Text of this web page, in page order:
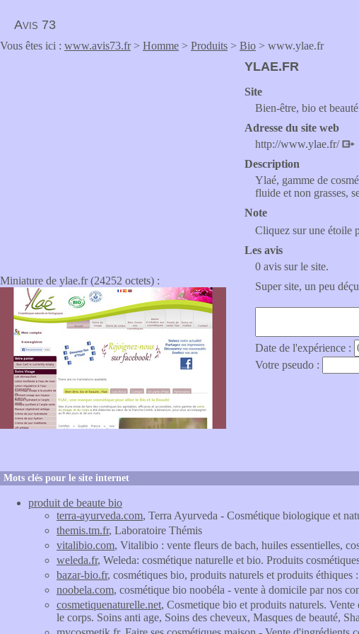
Avis 73
Vous êtes ici : www.avis73.fr> Homme > Produits > Bio > www.ylae.fr
Miniature de ylae.fr (24252 octets) :
YLAE.FR
Site
Bien-être, bio et
Adresse du site web
http://www.ylae.fr/
Description
Ylaé, gamme de
fluide et non grasses,
Note
Cliquez sur une étoile
Les avis
0 avis sur le site.
Super site, un peu
Date de l'expérience :
Votre pseudo :
Mots clés pour le site internet
produit de beaute bio
terra-ayurveda.com, Terra Ayurveda - Cosmétique biologique et
themis.tm.fr, Laboratoire Thémis
vitalibio.com, Vitalibio : vente fleurs de bach, huiles essentielles,
weleda.fr, Weleda: cosmétique naturelle et bio. Produits
bazar-bio.fr, cosmétiques bio, produits naturels et produits
noobela.com, cosmétique bio noobéla - vente à domicile par nos
cosmetiquenaturelle.net, Cosmetique bio et produits naturels.
le corps. Soins anti age, Soins des cheveux, Masques de beauté,